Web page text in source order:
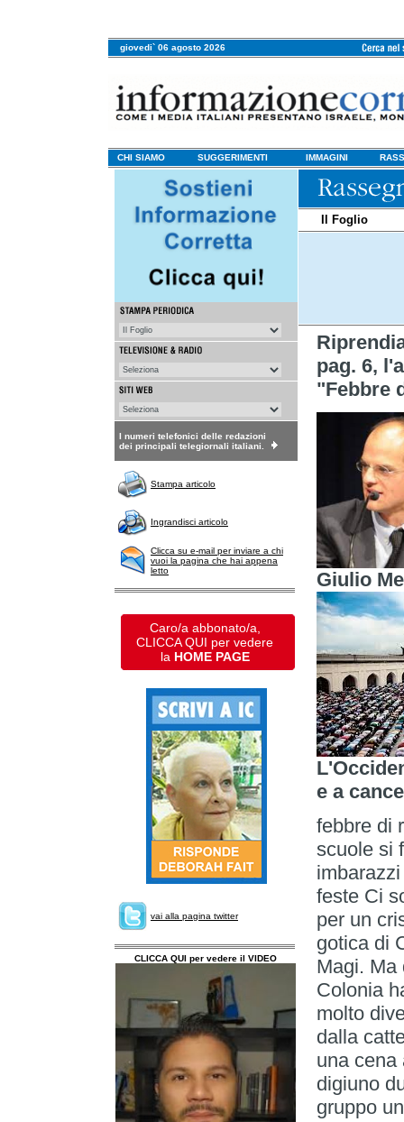
giovedi` 06 agosto 2026
CHI SIAMO SUGGERIMENTI IMMAGINI
I numeri telefonici delle redazioni
dei principali telegiornali italiani.
Stampa articolo
Ingrandisci articolo
Clicca su e-mail per inviare a chi
vuoi la pagina che hai appena
letto
Caro/a abbonato/a,
CLICCA QUI per vedere
la HOME PAGE
vai alla pagina twitter
CLICCA QUI per vedere il VIDEO
Il Foglio
pag. 6,
"Febbre
Giulio
e a
febbre di ramadan Le città si illuminano, calcio e scuole si fermano e i nuovi giacobini, per evitare imbarazzi multiculti, vogliono cancellare tutte le feste Ci sono pochi luoghi più prestigiosi e solenni per un cristiano durante la Pasqua della cattedrale gotica di Colonia, che custodisce le reliquie dei re Magi. Ma durante la Settimana Santa, la città di Colonia ha organizzato anche un evento religioso molto diverso. Nello stadio di calcio non lontano dalla cattedrale, c’era il “primo Iftar comunitario”, una cena al tramonto per celebrare la fine del digiuno durante il mese sacro islamico. Intanto un gruppo universitario organizzava una preghiera per il Ramadan all’Università di Gottinga, in Germania. Le leghe di calcio di Inghilterra, Germania e Paesi Bassi si fermavano invece per la cosiddetta “pausa del Ramadan”: durante le partite, gli arbitri hanno il potere di interrompere il gioco, chiedendo al portiere di indugiare in un rinvio, e permettere ai fedeli del Profeta di bere o mangiare. A Oslo, in Norvegia, accanto al municipio, veniva allestita una mostra finanziata con fondi pubblici per celebrare i trenta giorni di digiuno. “Le luci del Ramadan dimostrano che siamo a favore dell’inclusione e della diversità”, declamava il consiglio comunale di Oslo. Le luci del Ramadan erano rimaste accese nel West End di Londra anche durante il fine settimana di Pasqua a Oxford Street, Piccadilly Circus e Leicester Square, illuminate di mezzelune e lanterne, volute dal sindaco Sadiq Khan. Nell’Europa della secolarizzazione, del multiculturalismo e del relativismo, c’è una strana febbre di Ramadan. Si devono consentire i veli integrali simboli di “libertà”, chiudere le scuole e gli stadi per il Ramadan in nome della “tolleranza” e chiudere un occhio, anzi due, per le esenzioni ai corsi di educazione fisica, musica e arte in nome del “rispetto”. E pazienza se in Francia una ragazzina è stata appena picchiata quasi a morte da tre